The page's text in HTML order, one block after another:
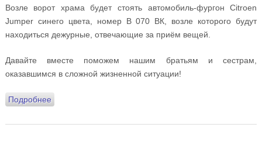
Возле ворот храма будет стоять автомобиль-фургон Citroen
Jumper синего цвета, номер В 070 ВК, возле которого будут
находиться дежурные, отвечающие за приём вещей.
Давайте вместе поможем нашим братьям и сестрам,
оказавшимся в сложной жизненной ситуации!
Подробнеео 10 апреля на Подворье состоится сбор вещей и
Донбасса